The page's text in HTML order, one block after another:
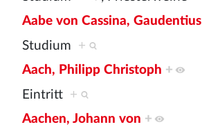
Aabe von Cassina, Gaudentius
Studium +
Aach, Philipp Christoph +
Eintritt +
Aachen, Johann von +